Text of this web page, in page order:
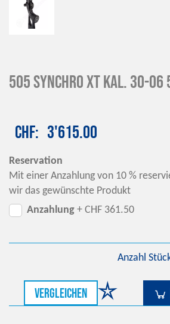
505 Synchro XT Kal. 30-06
CHF 3'615.00
Reservation
Mit einer Anzahlung von 10 %
wir das gewünschte Produkt
Anzahlung + CHF 361.50
vergleichen
Anzahl